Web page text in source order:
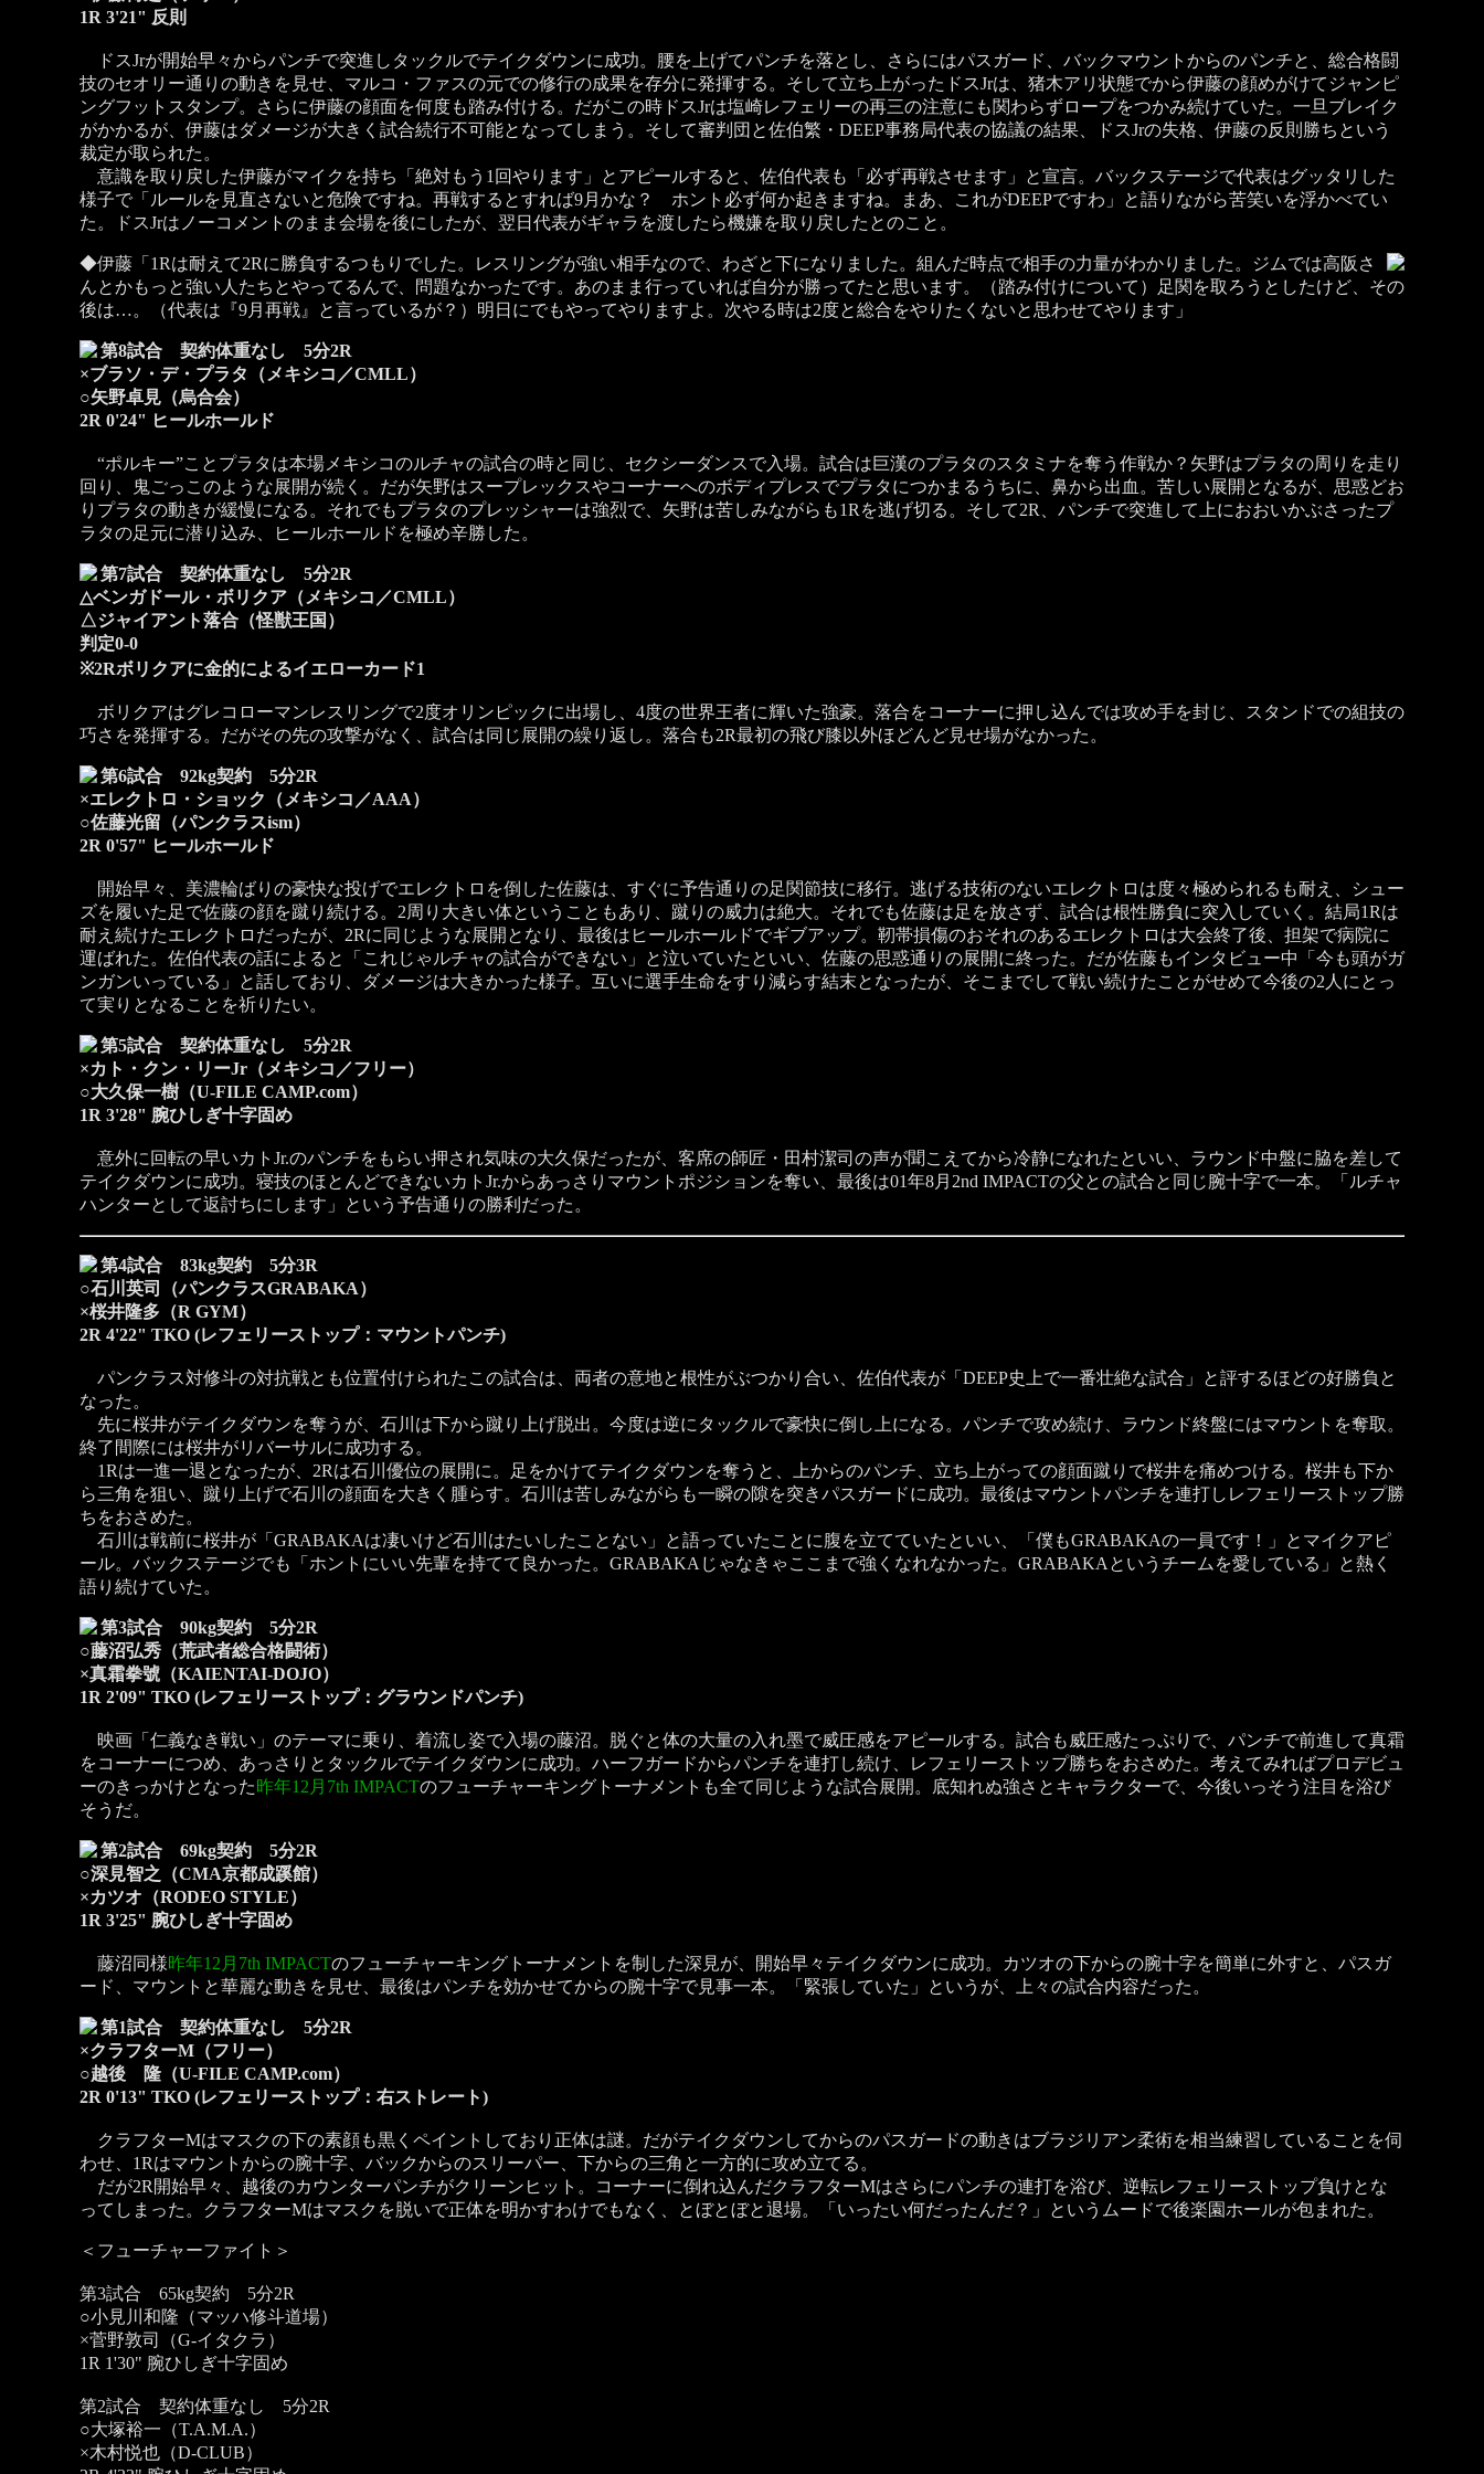
1R 3'21" 反則
ドスJrが開始早々からパンチで突進しタックルでテイクダウンに成功。腰を上げてパンチを落とし、さらにはパスガード、バックマウントからのパンチと、総合格闘
技のセオリー通りの動きを見せ、マルコ・ファスの元での修行の成果を存分に発揮する。そして立ち上がったドスJrは、猪木アリ状態でから伊藤の顔めがけてジャンピ
ングフットスタンプ。さらに伊藤の顔面を何度も踏み付ける。だがこの時ドスJrは塩崎レフェリーの再三の注意にも関わらずロープをつかみ続けていた。一旦ブレイク
がかかるが、伊藤はダメージが大きく試合続行不可能となってしまう。そして審判団と佐伯繁・DEEP事務局代表の協議の結果、ドスJrの失格、伊藤の反則勝ちという
裁定が取られた。
意識を取り戻した伊藤がマイクを持ち「絶対もう1回やります」とアピールすると、佐伯代表も「必ず再戦させます」と宣言。バックステージで代表はグッタリした
様子で「ルールを見直さないと危険ですね。再戦するとすれば9月かな？ ホント必ず何か起きますね。まあ、これがDEEPですわ」と語りながら苦笑いを浮かべてい
た。ドスJrはノーコメントのまま会場を後にしたが、翌日代表がギャラを渡したら機嫌を取り戻したとのこと。
◆伊藤「1Rは耐えて2Rに勝負するつもりでした。レスリングが強い相手なので、わざと下になりました。組んだ時点で相手の力量がわかりました。ジムでは高阪さ
んとかもっと強い人たちとやってるんで、問題なかったです。あのまま行っていれば自分が勝ってたと思います。（踏み付けについて）足関を取ろうとしたけど、その
後は…。（代表は『9月再戦』と言っているが？）明日にでもやってやりますよ。次やる時は2度と総合をやりたくないと思わせてやります」
第8試合 契約体重なし 5分2R
×ブラソ・デ・プラタ（メキシコ／CMLL）
○矢野卓見（烏合会）
2R 0'24" ヒールホールド
“ポルキー”ことプラタは本場メキシコのルチャの試合の時と同じ、セクシーダンスで入場。試合は巨漢のプラタのスタミナを奪う作戦か？矢野はプラタの周りを走り
回り、鬼ごっこのような展開が続く。だが矢野はスープレックスやコーナーへのボディプレスでプラタにつかまるうちに、鼻から出血。苦しい展開となるが、思惑どお
りプラタの動きが緩慢になる。それでもプラタのプレッシャーは強烈で、矢野は苦しみながらも1Rを逃げ切る。そして2R、パンチで突進して上におおいかぶさったプ
ラタの足元に潜り込み、ヒールホールドを極め辛勝した。
第7試合 契約体重なし 5分2R
△ベンガドール・ボリクア（メキシコ／CMLL）
△ジャイアント落合（怪獣王国）
判定0-0
※2Rボリクアに金的によるイエローカード1
ボリクアはグレコローマンレスリングで2度オリンピックに出場し、4度の世界王者に輝いた強豪。落合をコーナーに押し込んでは攻め手を封じ、スタンドでの組技の
巧さを発揮する。だがその先の攻撃がなく、試合は同じ展開の繰り返し。落合も2R最初の飛び膝以外ほどんど見せ場がなかった。
第6試合 92kg契約 5分2R
×エレクトロ・ショック（メキシコ／AAA）
○佐藤光留（パンクラスism）
2R 0'57" ヒールホールド
開始早々、美濃輪ばりの豪快な投げでエレクトロを倒した佐藤は、すぐに予告通りの足関節技に移行。逃げる技術のないエレクトロは度々極められるも耐え、シュー
ズを履いた足で佐藤の顔を蹴り続ける。2周り大きい体ということもあり、蹴りの威力は絶大。それでも佐藤は足を放さず、試合は根性勝負に突入していく。結局1Rは
耐え続けたエレクトロだったが、2Rに同じような展開となり、最後はヒールホールドでギブアップ。靭帯損傷のおそれのあるエレクトロは大会終了後、担架で病院に
運ばれた。佐伯代表の話によると「これじゃルチャの試合ができない」と泣いていたといい、佐藤の思惑通りの展開に終った。だが佐藤もインタビュー中「今も頭がガ
ンガンいっている」と話しており、ダメージは大きかった様子。互いに選手生命をすり減らす結末となったが、そこまでして戦い続けたことがせめて今後の2人にとっ
て実りとなることを祈りたい。
第5試合 契約体重なし 5分2R
×カト・クン・リーJr（メキシコ／フリー）
○大久保一樹（U-FILE CAMP.com）
1R 3'28" 腕ひしぎ十字固め
意外に回転の早いカトJr.のパンチをもらい押され気味の大久保だったが、客席の師匠・田村潔司の声が聞こえてから冷静になれたといい、ラウンド中盤に脇を差して
テイクダウンに成功。寝技のほとんどできないカトJr.からあっさりマウントポジションを奪い、最後は01年8月2nd IMPACTの父との試合と同じ腕十字で一本。「ルチャ
ハンターとして返討ちにします」という予告通りの勝利だった。
第4試合 83kg契約 5分3R
○石川英司（パンクラスGRABAKA）
×桜井隆多（R GYM）
2R 4'22" TKO (レフェリーストップ：マウントパンチ)
パンクラス対修斗の対抗戦とも位置付けられたこの試合は、両者の意地と根性がぶつかり合い、佐伯代表が「DEEP史上で一番壮絶な試合」と評するほどの好勝負と
なった。
先に桜井がテイクダウンを奪うが、石川は下から蹴り上げ脱出。今度は逆にタックルで豪快に倒し上になる。パンチで攻め続け、ラウンド終盤にはマウントを奪取。
終了間際には桜井がリバーサルに成功する。
1Rは一進一退となったが、2Rは石川優位の展開に。足をかけてテイクダウンを奪うと、上からのパンチ、立ち上がっての顔面蹴りで桜井を痛めつける。桜井も下か
ら三角を狙い、蹴り上げで石川の顔面を大きく腫らす。石川は苦しみながらも一瞬の隙を突きパスガードに成功。最後はマウントパンチを連打しレフェリーストップ勝
ちをおさめた。
石川は戦前に桜井が「GRABAKAは凄いけど石川はたいしたことない」と語っていたことに腹を立てていたといい、「僕もGRABAKAの一員です！」とマイクアピ
ール。バックステージでも「ホントにいい先輩を持てて良かった。GRABAKAじゃなきゃここまで強くなれなかった。GRABAKAというチームを愛している」と熱く
語り続けていた。
第3試合 90kg契約 5分2R
○藤沼弘秀（荒武者総合格闘術）
×真霜拳號（KAIENTAI-DOJO）
1R 2'09" TKO (レフェリーストップ：グラウンドパンチ)
映画「仁義なき戦い」のテーマに乗り、着流し姿で入場の藤沼。脱ぐと体の大量の入れ墨で威圧感をアピールする。試合も威圧感たっぷりで、パンチで前進して真霜
をコーナーにつめ、あっさりとタックルでテイクダウンに成功。ハーフガードからパンチを連打し続け、レフェリーストップ勝ちをおさめた。考えてみればプロデビュ
ーのきっかけとなった昨年12月7th IMPACTのフューチャーキングトーナメントも全て同じような試合展開。底知れぬ強さとキャラクターで、今後いっそう注目を浴び
そうだ。
第2試合 69kg契約 5分2R
○深見智之（CMA京都成蹊館）
×カツオ（RODEO STYLE）
1R 3'25" 腕ひしぎ十字固め
藤沼同様昨年12月7th IMPACTのフューチャーキングトーナメントを制した深見が、開始早々テイクダウンに成功。カツオの下からの腕十字を簡単に外すと、パスガ
ード、マウントと華麗な動きを見せ、最後はパンチを効かせてからの腕十字で見事一本。「緊張していた」というが、上々の試合内容だった。
第1試合 契約体重なし 5分2R
×クラフターM（フリー）
○越後 隆（U-FILE CAMP.com）
2R 0'13" TKO (レフェリーストップ：右ストレート)
クラフターMはマスクの下の素顔も黒くペイントしており正体は謎。だがテイクダウンしてからのパスガードの動きはブラジリアン柔術を相当練習していることを伺
わせ、1Rはマウントからの腕十字、バックからのスリーパー、下からの三角と一方的に攻め立てる。
だが2R開始早々、越後のカウンターパンチがクリーンヒット。コーナーに倒れ込んだクラフターMはさらにパンチの連打を浴び、逆転レフェリーストップ負けとな
ってしまった。クラフターMはマスクを脱いで正体を明かすわけでもなく、とぼとぼと退場。「いったい何だったんだ？」というムードで後楽園ホールが包まれた。
＜フューチャーファイト＞
第3試合 65kg契約 5分2R
○小見川和隆（マッハ修斗道場）
×菅野敦司（G-イタクラ）
1R 1'30" 腕ひしぎ十字固め
第2試合 契約体重なし 5分2R
○大塚裕一（T.A.M.A.）
×木村悦也（D-CLUB）